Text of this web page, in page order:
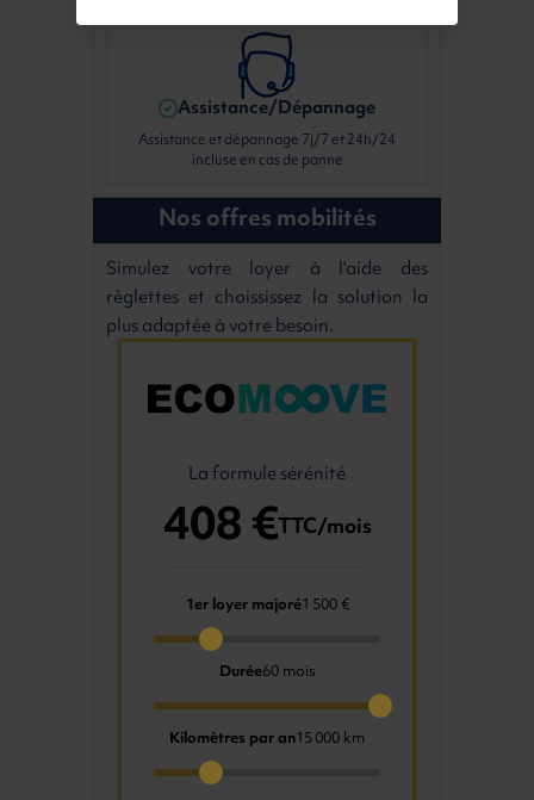
Assistance/Dépannage
Assistance et dépannage 7j/7 et 24h/24
incluse en cas de panne
Nos offres mobilités
Simulez votre loyer à l'aide des
règlettes et choississez la solution la
plus adaptée à votre besoin.
La formule sérénité
408 €TTC/mois
1er loyer majoré1 500 €
Durée60 mois
Kilomètres par an15 000 km